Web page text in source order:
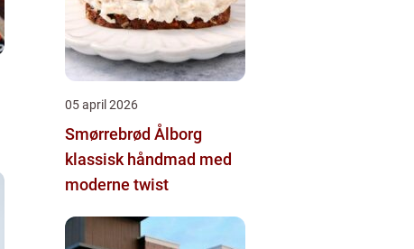
05 april 2026
Smørrebrød Ålborg
klassisk håndmad med
moderne twist